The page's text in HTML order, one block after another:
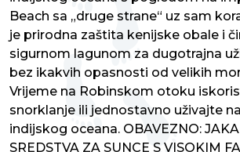
Beach sa „druge strane“ uz sam
je prirodna zaštita kenijske obale i
sigurnom lagunom za dugotrajna
bez ikakvih opasnosti od velikih
Vrijeme na Robinskom otoku
snorklanje ili jednostavno uživajte
indijskog oceana. OBAVEZNO:
SREDSTVA ZA SUNCE S VISOKIM